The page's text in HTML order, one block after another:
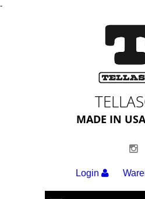
-
MADE IN
Login